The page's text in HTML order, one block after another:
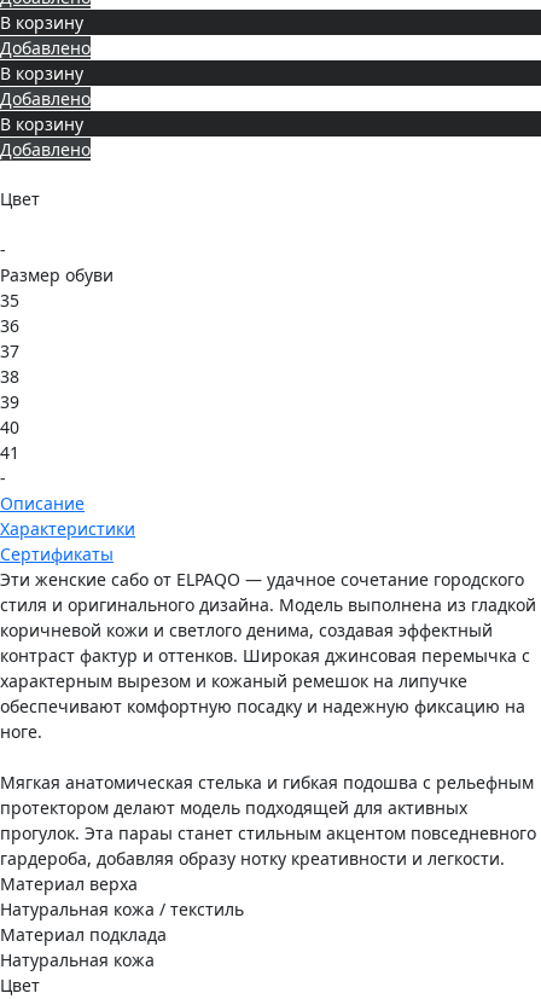
В корзину
Добавлено
В корзину
Добавлено
В корзину
Добавлено
Цвет
-
Размер обуви
35
36
37
38
39
40
41
-
Описание
Характеристики
Сертификаты
Эти женские сабо от ELPAQO — удачное сочетание городского
стиля и оригинального дизайна. Модель выполнена из гладкой
коричневой кожи и светлого денима, создавая эффектный
контраст фактур и оттенков. Широкая джинсовая перемычка с
характерным вырезом и кожаный ремешок на липучке
обеспечивают комфортную посадку и надежную фиксацию на
ноге.
Мягкая анатомическая стелька и гибкая подошва с рельефным
протектором делают модель подходящей для активных
прогулок. Эта параы станет стильным акцентом повседневного
гардероба, добавляя образу нотку креативности и легкости.
Материал верха
Натуральная кожа / текстиль
Материал подклада
Натуральная кожа
Цвет